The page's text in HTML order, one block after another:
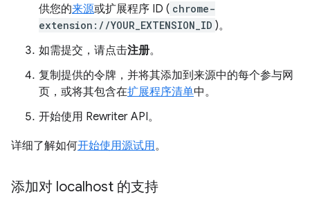
供您的来源或扩展程序 ID ( chrome-
extension://YOUR_EXTENSION_ID )。
如需提交，请点击注册。
复制提供的令牌，并将其添加到来源中的每个参与网
页，或将其包含在扩展程序清单中。
开始使用 Rewriter API。
详细了解如何开始使用源试用。
添加对 localhost 的支持